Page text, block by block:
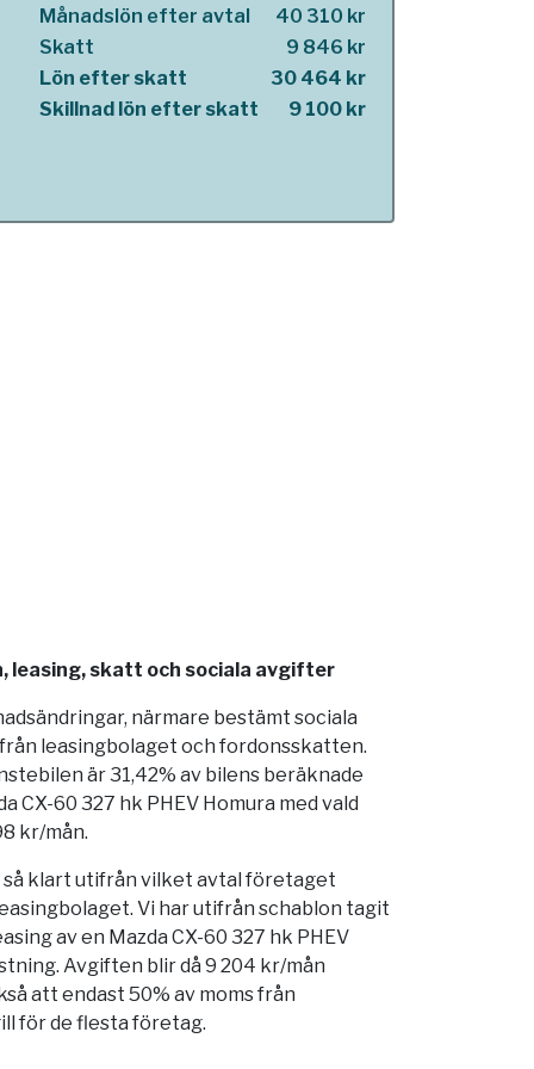
Månadslön efter avtal
40 310 kr
Skatt
9 846 kr
Lön efter skatt
30 464 kr
Skillnad lön efter skatt
9 100 kr
leasing, skatt och sociala avgifter
närmare bestämt sociala
leasingbolaget och fordonsskatten.
är 31,42% av bilens beräknade
CX-60 327 hk PHEV Homura med vald
kr/mån.
klart utifrån vilket avtal företaget
Vi har utifrån schablon tagit
av en Mazda CX-60 327 hk PHEV
Avgiften blir då 9 204 kr/mån
att endast 50% av moms från
för de flesta företag.